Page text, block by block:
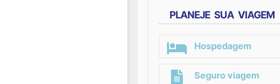
PLANEJE SUA VIAGEM
Hospedagem
Seguro viagem